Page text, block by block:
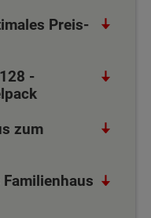
Preis-
-
zum